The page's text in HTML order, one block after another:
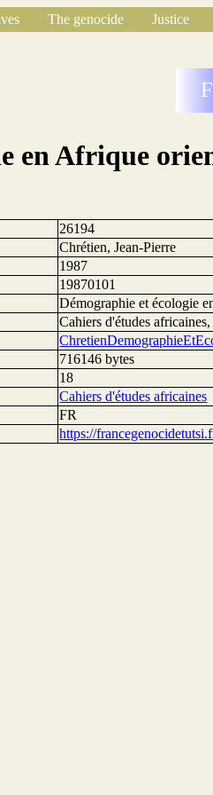
The genocide Justice
en Afrique
26194
Chrétien, Jean-Pierre
1987
19870101
Démographie et écologie
Cahiers d'études
716146 bytes
18
Cahiers d'études africaines
FR
https://